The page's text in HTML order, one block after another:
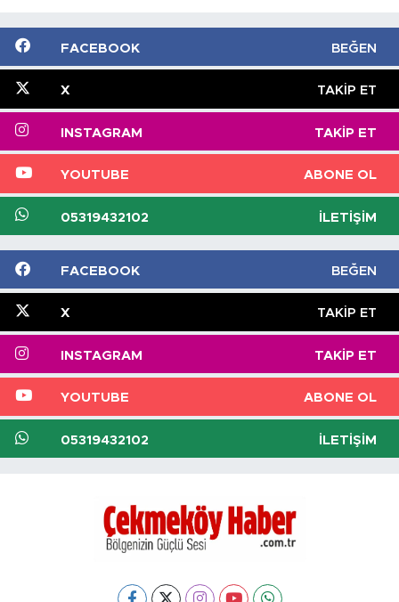
FACEBOOK BEĞEN
X TAKIP ET
INSTAGRAM TAKIP ET
YOUTUBE ABONE OL
05319432102 İLETIŞIM
FACEBOOK BEĞEN
X TAKIP ET
INSTAGRAM TAKIP ET
YOUTUBE ABONE OL
05319432102 İLETIŞIM